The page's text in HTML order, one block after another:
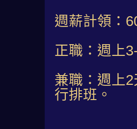
週薪計領：
正職：週上
兼職：週上
行排班。